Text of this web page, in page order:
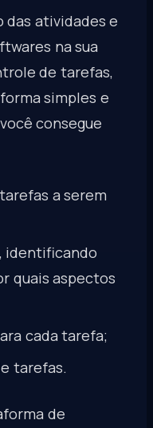
das atividades e
na sua
de tarefas,
simples e
consegue
a serem
identificando
quais aspectos
cada tarefa;
tarefas.
de